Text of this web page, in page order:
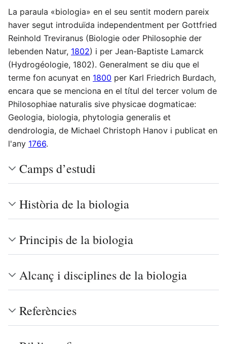
La paraula «biologia» en el seu sentit modern pareix
haver segut introduïda independentment per Gottfried
Reinhold Treviranus (Biologie oder Philosophie der
lebenden Natur, 1802) i per Jean-Baptiste Lamarck
(Hydrogéologie, 1802). Generalment se diu que el
terme fon acunyat en 1800 per Karl Friedrich Burdach,
encara que se menciona en el títul del tercer volum de
Philosophiae naturalis sive physicae dogmaticae:
Geologia, biologia, phytologia generalis et
dendrologia, de Michael Christoph Hanov i publicat en
l'any 1766.
Camps d’estudi
Història de la biologia
Principis de la biologia
Alcanç i disciplines de la biologia
Referències